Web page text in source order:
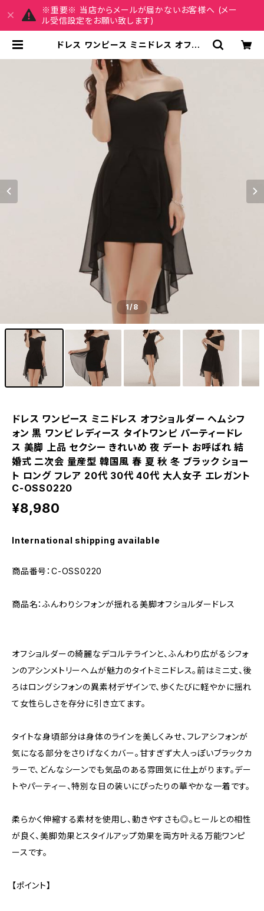
※重要※ 当店からメールが届かないお客様へ (メー
ル受信設定をお願い致します)
ドレス ワンピース ミニドレス オフショ
ース タイトワンピ パーティードレス
美脚 上品 セクシー きれいめ 夜 デー
ト お呼ばれ 結婚式 二次会 量産型 韓
国風 春 夏 秋 冬 ブラック ショート ロ
ング フレア 20代 30代 40代 大人女
子 エレガント C-OSS0220 | REIR
SE レイルセ 20代,30代,40代 レデ
ィースファッション 通販
1/8
ドレス ワンピース ミニドレス オフショルダー ヘムシフ
ォン 黒 ワンピ レディース タイトワンピ パーティードレ
ス 美脚 上品 セクシー きれいめ 夜 デート お呼ばれ 結
婚式 二次会 量産型 韓国風 春 夏 秋 冬 ブラック ショー
ト ロング フレア 20代 30代 40代 大人女子 エレガント
C-OSS0220
¥8,980
International shipping available
商品番号：C-OSS0220
商品名：ふんわりシフォンが揺れる美脚オフショルダードレス
オフショルダーの綺麗なデコルテラインと、ふんわり広がるシフォ
ンのアシンメトリーヘムが魅力のタイトミニドレス。前はミニ丈、後
ろはロングシフォンの異素材デザインで、歩くたびに軽やかに揺れ
て女性らしさを存分に引き立てます。
タイトな身頃部分は身体のラインを美しくみせ、フレアシフォンが
気になる部分をさりげなくカバー。甘すぎず大人っぽいブラックカ
ラーで、どんなシーンでも気品のある雰囲気に仕上がります。デー
トやパーティー、特別な日の装いにぴったりの華やかな一着です。
柔らかく伸縮する素材を使用し、動きやすさも◎。ヒールとの相性
が良く、美脚効果とスタイルアップ効果を両方叶える万能ワンピ
ースです。
【ポイント】